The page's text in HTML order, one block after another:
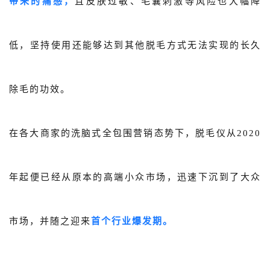
低，坚持使用还能够达到其他脱毛方式无法实现的长久
除毛的功效。
在各大商家的洗脑式全包围营销态势下，脱毛仪从2020
年起便已经从原本的高端小众市场，迅速下沉到了大众
市场，并随之迎来首个行业爆发期。